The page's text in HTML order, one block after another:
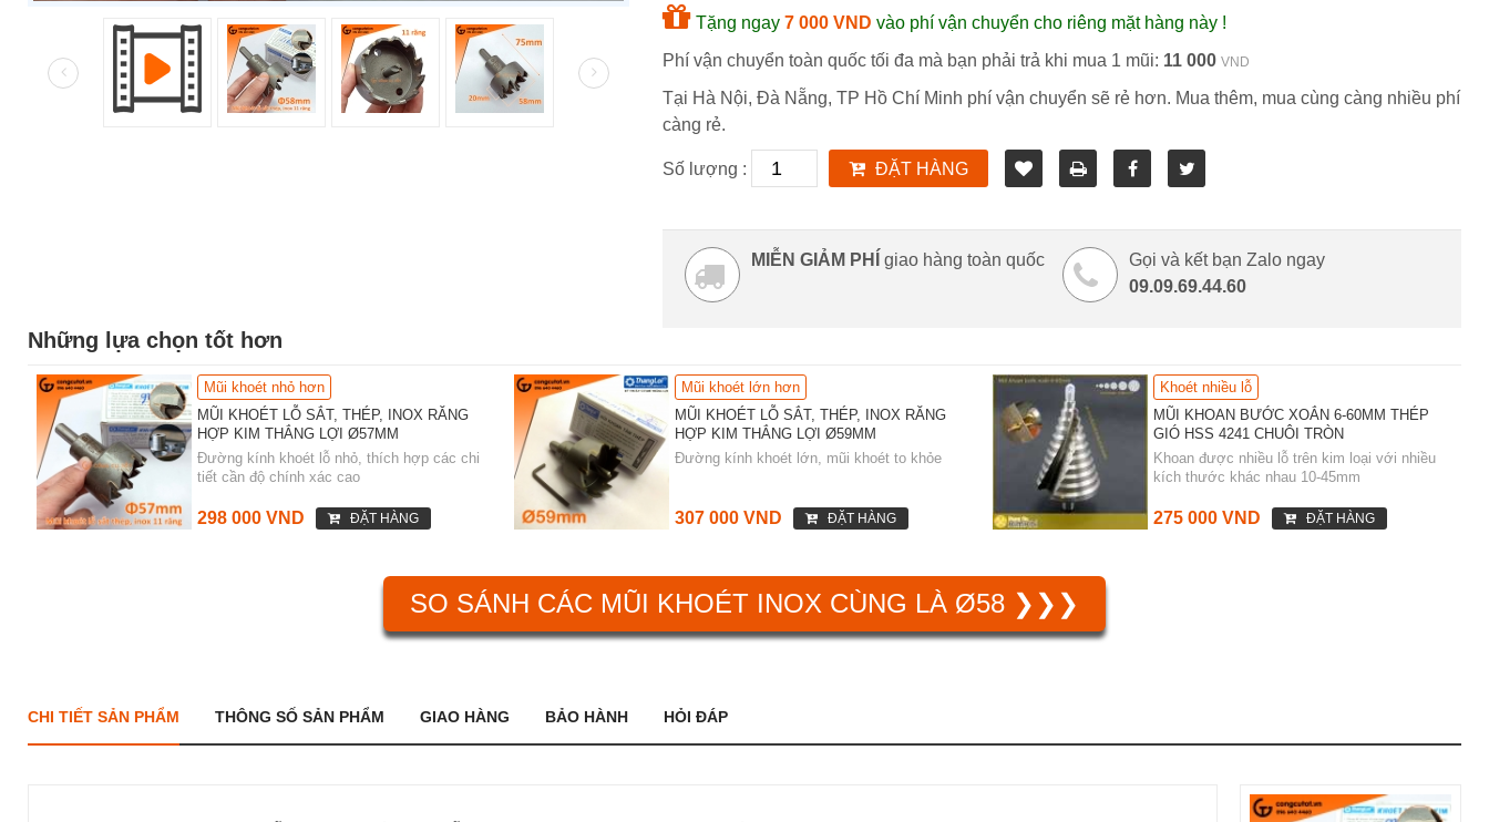
Tặng ngay7 000 VND vào phí vận chuyển cho riêng mặt hàng này !
Phí vận chuyển toàn quốc tối đa mà bạn phải trả khi mua 1 mũi: 11 000 VND
Tại Hà Nội, Đà Nẵng, TP Hồ Chí Minh phí vận chuyển sẽ rẻ hơn. Mua thêm, mua cùng càng nhiều phí
càng rẻ.
Số lượng : ĐẶT HÀNG
MIỄN GIẢM PHÍ giao hàng toàn quốc
Gọi và kết bạn Zalo ngay
09.09.69.44.60
Những lựa chọn tốt hơn
Mũi khoét nhỏ hơn
MŨI KHOÉT LỖ SẮT, THÉP, INOX RĂNG
HỢP KIM THẮNG LỢI Ø57MM
Đường kính khoét lỗ nhỏ, thích hợp các chi
tiết cần độ chính xác cao
298 000 VND ĐẶT HÀNG
Mũi khoét lớn hơn
MŨI KHOÉT LỖ SẮT, THÉP, INOX RĂNG
HỢP KIM THẮNG LỢI Ø59MM
Đường kính khoét lớn, mũi khoét to khỏe
307 000 VND ĐẶT HÀNG
Khoét nhiều lỗ
MŨI KHOAN BƯỚC XOẮN 6-60MM THÉP
GIÓ HSS 4241 CHUÔI TRÒN
Khoan được nhiều lỗ trên kim loại với nhiều
kích thước khác nhau 10-45mm
275 000 VND ĐẶT HÀNG
SO SÁNH CÁC MŨI KHOÉT INOX CÙNG LÀ Ø58 ❯❯❯
CHI TIẾT SẢN PHẨM THÔNG SỐ SẢN PHẨM GIAO HÀNG BẢO HÀNH HỎI ĐÁP